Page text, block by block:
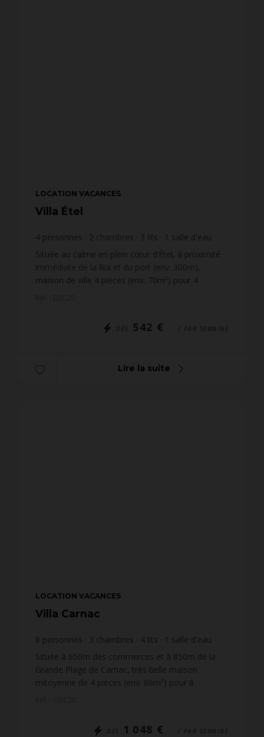
LOCATION VACANCES
Villa Étel
4 personnes 2 chambres 3 lits 1 salle d'eau
Située au calme en plein cœur d’Étel, à proximité
immédiate de la Ria et du port (env. 300m),
maison de ville 4 pièces (env. 70m²) pour 4
DÈS 542 € / PAR SEMAINE
Lire la suite
LOCATION VACANCES
Villa Carnac
8 personnes 3 chambres 4 lits 1 salle d'eau
1
salle de bain
Située à 650m des commerces et à 850m de la
Grande Plage de Carnac, très belle maison
mitoyenne de 4 pièces (env. 86m²) pour 8
DÈS 1 048 € / PAR SEMAINE